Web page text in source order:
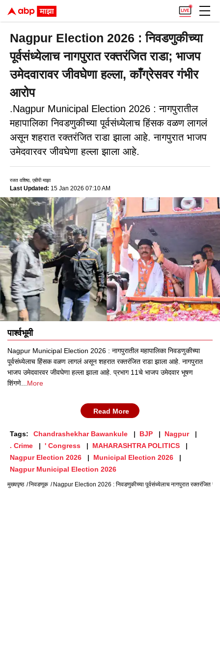
Nagpur Election 2026 : निवडणुकीच्या
पूर्वसंध्येलाच नागपुरात रक्तरंजित राडा; भाजप
उमेदवारावर जीवघेणा हल्ला, काँग्रेसवर गंभीर
आरोप
.Nagpur Municipal Election 2026 : नागपुरातील
महापालिका निवडणुकीच्या पूर्वसंध्येलाच हिंसक वळण लागलं
असून शहरात रक्तरंजित राडा झाला आहे. नागपुरात भाजप
उमेदवारवर जीवघेणा हल्ला झाला आहे.
रजत वशिष्ठ, एबीपी माझा
Last Updated: 15 Jan 2026 07:10 AM
पार्श्वभूमी
Nagpur Municipal Election 2026 : नागपुरातील महापालिका निवडणुकीच्या
पूर्वसंध्येलाच हिंसक वळण लागलं असून शहरात रक्तरंजित राडा झाला आहे. नागपुरात
भाजप उमेदवारवर जीवघेणा हल्ला झाला आहे. प्रभाग 11चे भाजप उमेदवार भूषण
शिंगणे
More
Read More
Tags: Chandrashekhar Bawankule BJP
Nagpur
. Crime
' Congress
MAHARASHTRA POLITICS
Nagpur Election 2026
Municipal Election 2026
Nagpur Municipal Election 2026
मुख्यपृष्ठ निवडणूक Nagpur Election 2026 : निवडणुकीच्या पूर्वसंध्येलाच नागपुरात रक्तरंजित